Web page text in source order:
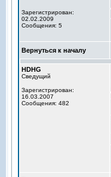
Зарегистрирован:
02.02.2009
Сообщения: 5
Вернуться к началу
HDHG
Сведущий
Зарегистрирован:
16.03.2007
Сообщения: 482